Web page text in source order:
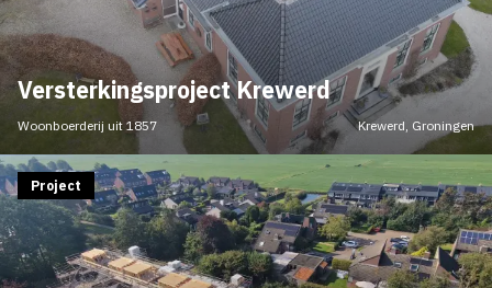
Versterkingsproject Krewerd
Woonboerderij uit 1857 Krewerd, Groningen
Project